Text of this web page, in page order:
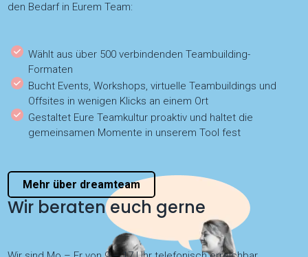
den Bedarf in Eurem Team:
Wählt aus über 500 verbindenden Teambuilding-
Formaten
Bucht Events, Workshops, virtuelle Teambuildings und
Offsites in wenigen Klicks an einem Ort
Gestaltet Eure Teamkultur proaktiv und haltet die
gemeinsamen Momente in unserem Tool fest
Mehr über dreamteam
Wir beraten euch gerne